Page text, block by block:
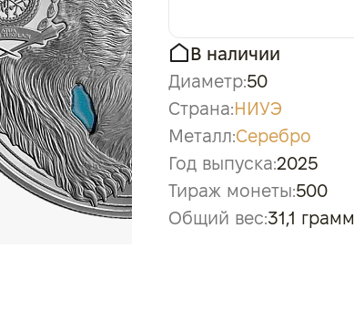
В наличии
Диаметр:50
Страна:НИУЭ
Металл:Серебро
Год выпуска:2025
Тираж монеты:500
Общий вес:31,1 грамм